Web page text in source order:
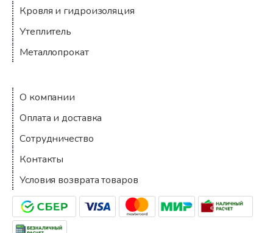
Кровля и гидроизоляция
Утеплитель
Металлопрокат
Компания
О компании
Оплата и доставка
Сотрудничество
Контакты
Условия возврата товаров